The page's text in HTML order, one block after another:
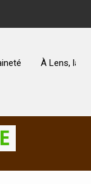
qui avait été